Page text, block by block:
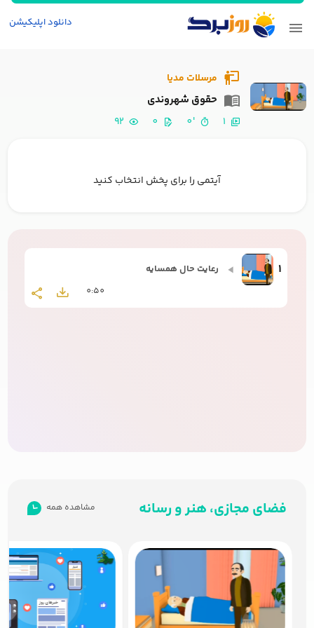
دانلود اپلیکیشن
مرسلات مدیا
حقوق شهروندی
1
'0
0
92
آیتمی را برای پخش انتخاب کنید
1 رعایت حال همسایه
0:50
فضای مجازی، هنر و رسانه مشاهده همه